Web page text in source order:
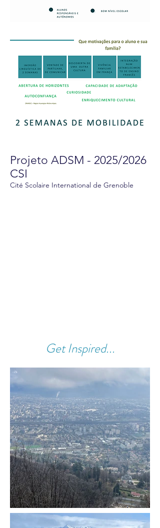
Projeto ADSM - 2025/2026
CSI
Cité Scolaire International de Grenoble
Get Inspired...